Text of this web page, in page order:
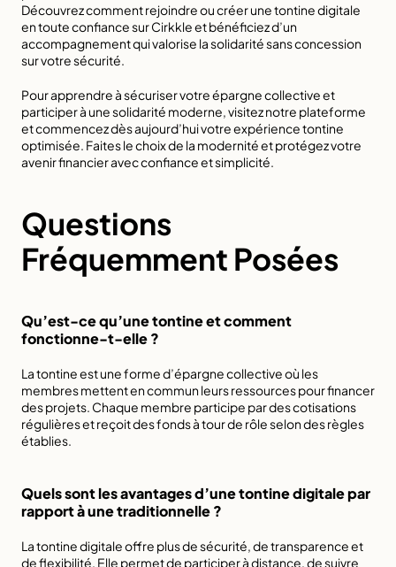
Découvrez comment rejoindre ou créer une tontine digitale
en toute confiance sur Cirkkle et bénéficiez d’un
accompagnement qui valorise la solidarité sans concession
sur votre sécurité.
Pour apprendre à sécuriser votre épargne collective et
participer à une solidarité moderne, visitez notre plateforme
et commencez dès aujourd’hui votre expérience tontine
optimisée. Faites le choix de la modernité et protégez votre
avenir financier avec confiance et simplicité.
Questions
Fréquemment Posées
Qu’est-ce qu’une tontine et comment
fonctionne-t-elle ?
La tontine est une forme d’épargne collective où les
membres mettent en commun leurs ressources pour financer
des projets. Chaque membre participe par des cotisations
régulières et reçoit des fonds à tour de rôle selon des règles
établies.
Quels sont les avantages d’une tontine digitale par
rapport à une traditionnelle ?
La tontine digitale offre plus de sécurité, de transparence et
de flexibilité. Elle permet de participer à distance, de suivre